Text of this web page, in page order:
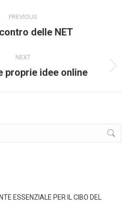
PREVIOUS
Previous
delle NET
NEXT
Next
proprie idee online
ESSENZIALE PER IL CIBO DEL